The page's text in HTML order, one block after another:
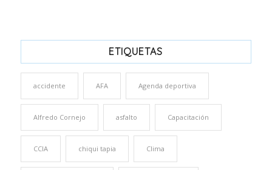
ETIQUETAS
accidente AFA Agenda deportiva
Alfredo Cornejo asfalto Capacitación
CCIA chiqui tapia Clima